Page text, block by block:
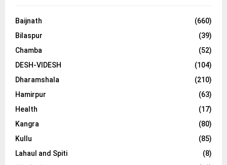
Baijnath
(660)
Bilaspur
(39)
Chamba
(52)
DESH-VIDESH
(104)
Dharamshala
(210)
Hamirpur
(63)
Health
(17)
Kangra
(80)
Kullu
(85)
Lahaul and Spiti
(8)